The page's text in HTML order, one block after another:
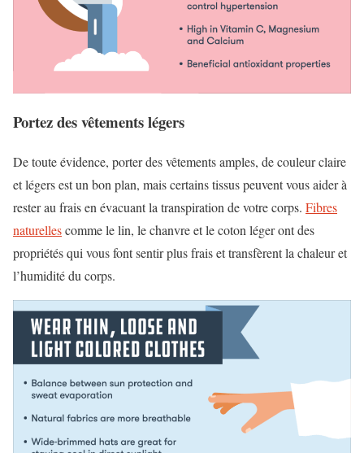
Portez des vêtements légers
De toute évidence, porter des vêtements amples, de couleur claire
et légers est un bon plan, mais certains tissus peuvent vous aider à
rester au frais en évacuant la transpiration de votre corps. Fibres
naturellescomme le lin, le chanvre et le coton léger ont des
propriétés qui vous font sentir plus frais et transfèrent la chaleur et
l’humidité du corps.